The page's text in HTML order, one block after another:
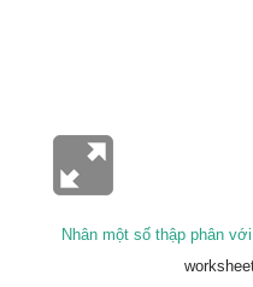
Nhân một số thập phân